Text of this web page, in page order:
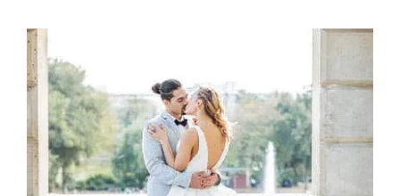
GROTE
DAG
MET
UNIEKE
BEELDEN